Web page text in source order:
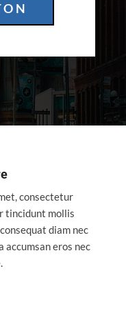
consectetur
tincidunt mollis
diam nec
accumsan eros nec